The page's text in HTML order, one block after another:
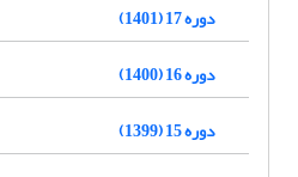
دوره 17 (1401)
دوره 16 (1400)
دوره 15 (1399)